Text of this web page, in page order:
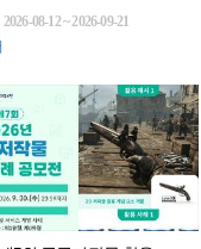
2026-08-12 ~ 2026-09-21